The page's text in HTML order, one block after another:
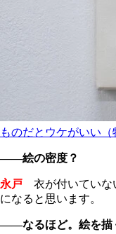
ものだとウケがいい
――絵の密度？
永戸 衣が付いていな
になると思います。
――なるほど。絵を描